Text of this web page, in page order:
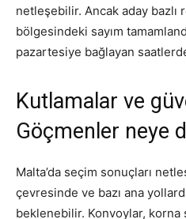
netleşebilir. Ancak aday bazlı
bölgesindeki sayım
pazartesiye bağlayan
Kutlamalar ve
Göçmenler neye
Malta’da seçim sonuçları
çevresinde ve bazı ana
beklenebilir. Konvoylar, korna